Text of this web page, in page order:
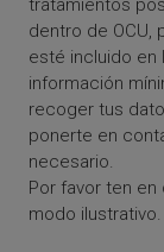
tratamientos
dentro de OCU,
esté incluido en
información
recoger tus
ponerte en
necesario.
Por favor ten
modo ilustrativo.